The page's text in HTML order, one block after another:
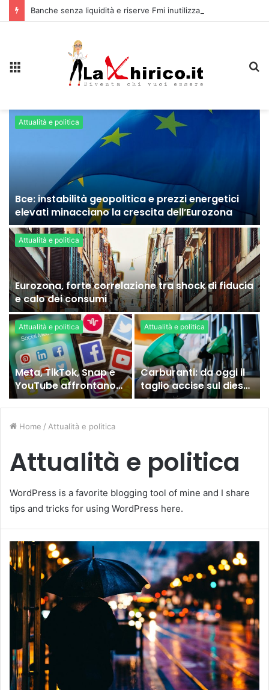
Attualità e politica
Bce: instabilità geopolitica e prezzi energetici
elevati minacciano la crescita dell’Eurozona
Attualità e politica
Eurozona, forte correlazione tra shock di fiducia
e calo dei consumi
Attualità e politica
Meta, TikTok, Snap e
YouTube affrontano
una nuova causa
legale negli Stati Uniti
Attualità e politica
Carburanti: da oggi il
taglio accise sul diesel,
ecco cosa sta
succedendo
Home / Attualità e politica
Attualità e politica
WordPress is a favorite blogging tool of mine and I share
tips and tricks for using WordPress here.